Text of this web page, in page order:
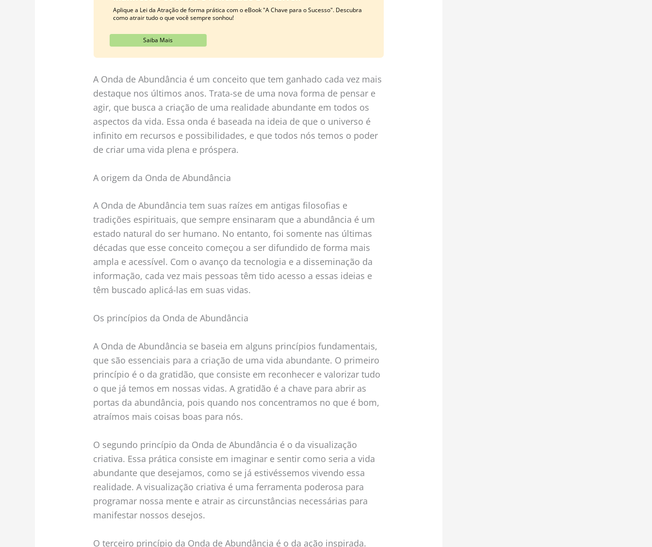
Aplique a Lei da Atração de forma prática com o eBook "A Chave para o Sucesso". Descubra
como atrair tudo o que você sempre sonhou!
Saiba Mais
A Onda de Abundância é um conceito que tem ganhado cada vez mais
destaque nos últimos anos. Trata-se de uma nova forma de pensar e
agir, que busca a criação de uma realidade abundante em todos os
aspectos da vida. Essa onda é baseada na ideia de que o universo é
infinito em recursos e possibilidades, e que todos nós temos o poder
de criar uma vida plena e próspera.
A origem da Onda de Abundância
A Onda de Abundância tem suas raízes em antigas filosofias e
tradições espirituais, que sempre ensinaram que a abundância é um
estado natural do ser humano. No entanto, foi somente nas últimas
décadas que esse conceito começou a ser difundido de forma mais
ampla e acessível. Com o avanço da tecnologia e a disseminação da
informação, cada vez mais pessoas têm tido acesso a essas ideias e
têm buscado aplicá-las em suas vidas.
Os princípios da Onda de Abundância
A Onda de Abundância se baseia em alguns princípios fundamentais,
que são essenciais para a criação de uma vida abundante. O primeiro
princípio é o da gratidão, que consiste em reconhecer e valorizar tudo
o que já temos em nossas vidas. A gratidão é a chave para abrir as
portas da abundância, pois quando nos concentramos no que é bom,
atraímos mais coisas boas para nós.
O segundo princípio da Onda de Abundância é o da visualização
criativa. Essa prática consiste em imaginar e sentir como seria a vida
abundante que desejamos, como se já estivéssemos vivendo essa
realidade. A visualização criativa é uma ferramenta poderosa para
programar nossa mente e atrair as circunstâncias necessárias para
manifestar nossos desejos.
O terceiro princípio da Onda de Abundância é o da ação inspirada.